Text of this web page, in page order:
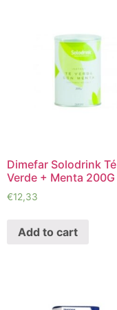
Dimefar Solodrink Té
Verde + Menta 200G
€12,33
Add to cart